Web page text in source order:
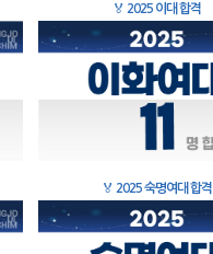
🏅 2025 이대 합격
🏅 2025 숙명여대 합격